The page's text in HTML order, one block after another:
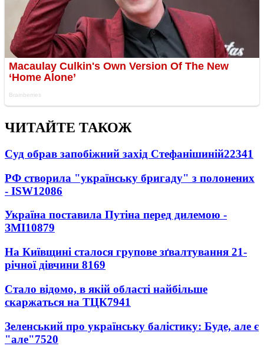
ЧИТАЙТЕ ТАКОЖ
Суд обрав запобіжний захід Стефанішиній22341
РФ створила "українську бригаду" з полонених
- ISW12086
Україна поставила Путіна перед дилемою -
ЗМІ10879
На Київщині сталося групове зґвалтування 21-
річної дівчини 8169
Стало відомо, в якій області найбільше
скаржаться на ТЦК7941
Зеленський про українську балістику: Буде, але є
"але"7520